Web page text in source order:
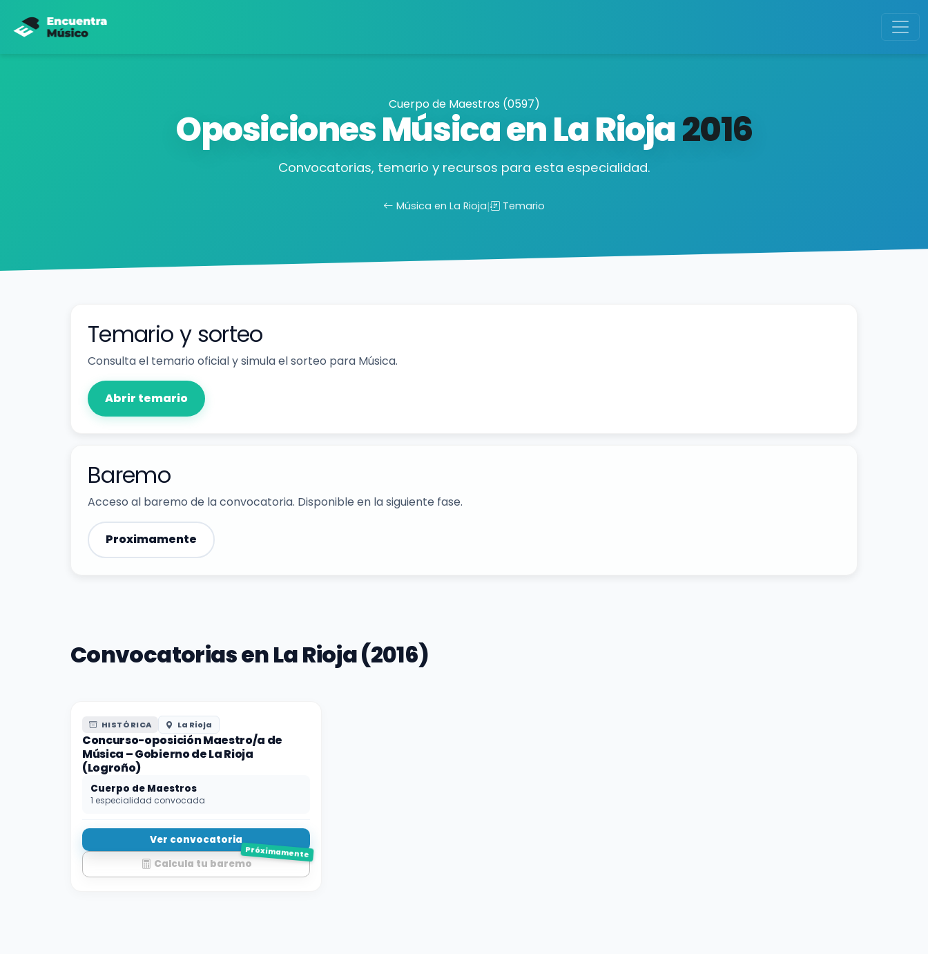
Cuerpo de Maestros (0597)
Oposiciones Música en La Rioja2016
Convocatorias, temario y recursos para esta especialidad.
Música en La Rioja| Temario
Temario y sorteo
Consulta el temario oficial y simula el sorteo para Música.
Abrir temario
Baremo
Acceso al baremo de la convocatoria. Disponible en la siguiente fase.
Proximamente
Convocatorias en La Rioja (2016)
HISTÓRICA La Rioja
Concurso-oposición Maestro/a de
Música – Gobierno de La Rioja
(Logroño)
Cuerpo de Maestros
1 especialidad convocada
Ver convocatoria
Calcula tu baremo
Próximamente